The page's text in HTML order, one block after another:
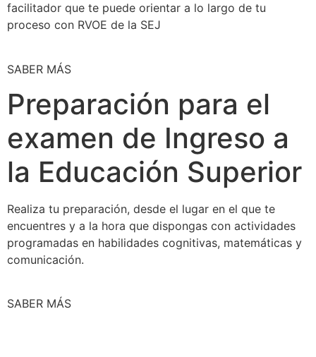
facilitador que te puede orientar a lo largo de tu
proceso con RVOE de la SEJ
SABER MÁS
Preparación para el
examen de Ingreso a
la Educación Superior
Realiza tu preparación, desde el lugar en el que te
encuentres y a la hora que dispongas con actividades
programadas en habilidades cognitivas, matemáticas y
comunicación.
SABER MÁS